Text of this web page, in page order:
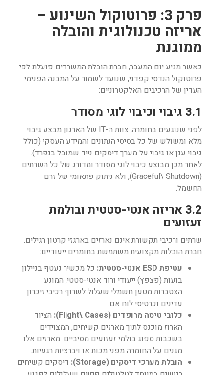
פרק 3: פרוטוקול השינוע –
אריזה טכנולוגית והובלה
ממוגנת
כאשר מגיע יום המעבר, חברת הובלת המשרדים פועלת לפי
פרוטוקול הנדסי קפדני, שנועד לשמור על המבנה הפנימי
העדין של הרכיבים האלקטרוניים:
3.1 גיבוי וכיבוי לוגי מסודר
לפני שנוגעים בחומרה, צוות ה-IT של הארגון מבצע גיבוי
מלא ומשולש של כל בסיסי הנתונים והמידע העסקי (כולל
גיבוי ענן או גיבוי על מערך דיסקים נייד שמובל בנפרד).
לאחר מכן מבוצע כיבוי לוגי מסודר ומדורג של כל השרתים
(Graceful\ Shutdown), ולא ניתוק פתאומי של זרם
החשמל.
3.2 אריזה אנטי-סטטית ובולמת
זעזועים
שרתים ורכיבי תקשורת אינם נארזים בארגזי קרטון רגילים.
חברת הובלות מקצועית משתמשת בחומרים ייעודיים:
עטיפת ESD אנטי-סטטית:
כל מכשיר נעטף בניילון
בועות (פצפץ) ייעודי ורוד אנטי-סטטי, המונע
הצטברות מטען חשמלי שעלול לשרוף רכיבי זיכרון
עדינים וכרטיסי לוח אם.
כלובי טיסה מרופדים (Flight\ Cases):
הציוד
הארוז מוכנס לתוך מארזים קשיחים, המצוידים
בשכבות ספוג בולמי זעזועים מסיביים. מארזים אלו
מגנים על החומרה מפני מכות או ויברציות רגעיות.
הובלת מערכי דיסקים (Storage):
דיסקים קשיחים